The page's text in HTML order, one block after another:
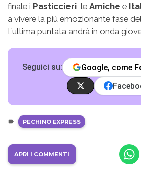
finale i Pasticcieri , le Amiche e
a vivere la più emozionante fase
L’ultima puntata andrà in onda
Seguici su: Google, come
PECHINO EXPRESS
APRI I COMMENTI